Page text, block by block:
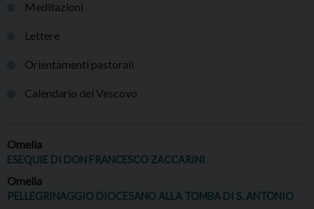
Meditazioni
Lettere
Orientamenti pastorali
Calendario del Vescovo
Omelia
ESEQUIE DI DON FRANCESCO ZACCARINI
Omelia
PELLEGRINAGGIO DIOCESANO ALLA TOMBA DI S. ANTONIO